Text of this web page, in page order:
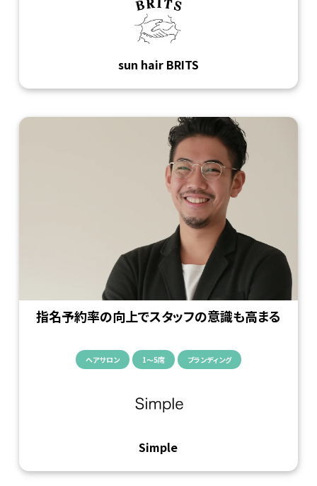
sun hair BRITS
指名予約率の向上でスタッフの意識も高まる
ヘアサロン 1〜5席 ブランディング
Simple